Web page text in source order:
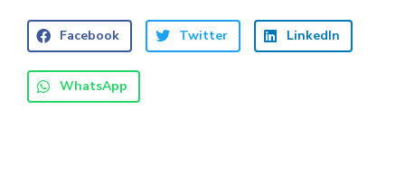
Facebook Twitter LinkedIn
WhatsApp